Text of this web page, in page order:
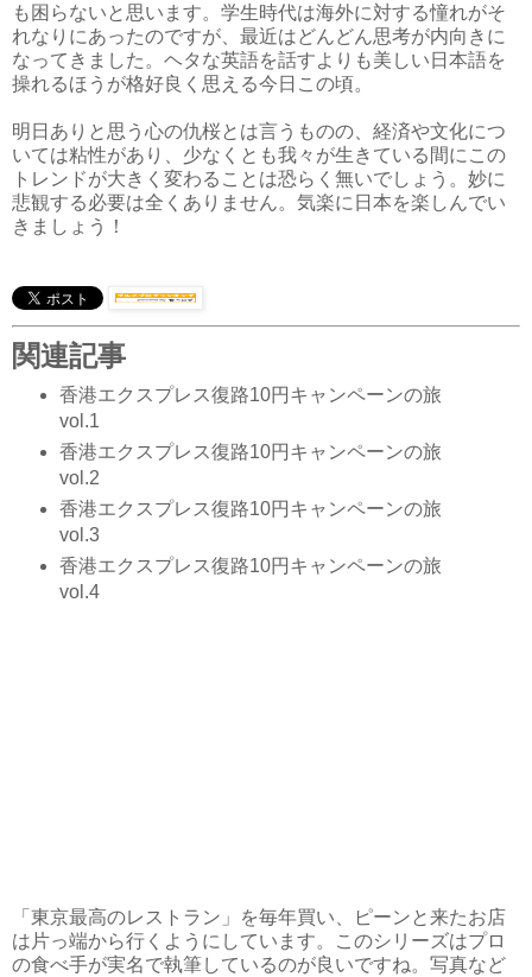
も困らないと思います。学生時代は海外に対する憧れがそ
れなりにあったのですが、最近はどんどん思考が内向きに
なってきました。ヘタな英語を話すよりも美しい日本語を
操れるほうが格好良く思える今日この頃。
明日ありと思う心の仇桜とは言うものの、経済や文化につ
いては粘性があり、少なくとも我々が生きている間にこの
トレンドが大きく変わることは恐らく無いでしょう。妙に
悲観する必要は全くありません。気楽に日本を楽しんでい
きましょう！
関連記事
香港エクスプレス復路10円キャンペーンの旅
vol.1
香港エクスプレス復路10円キャンペーンの旅
vol.2
香港エクスプレス復路10円キャンペーンの旅
vol.3
香港エクスプレス復路10円キャンペーンの旅
vol.4
「東京最高のレストラン」を毎年買い、ピーンと来たお店
は片っ端から行くようにしています。このシリーズはプロ
の食べ手が実名で執筆しているのが良いですね。写真など